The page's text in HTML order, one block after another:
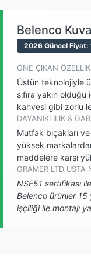
Belenco
2026 Güncel Fiyat:
ÖNE ÇIKAN ÖZELLIK
Üstün teknolojiyle
sıfıra yakın
kahvesi gibi zorlu
DAYANIKLILIK &
Mutfak bıçakları
yüksek
maddelere karşı
GRAMER LTD USTA
NSF51 sertifikası
Belenco ürünler 15
işçiliği ile montajı